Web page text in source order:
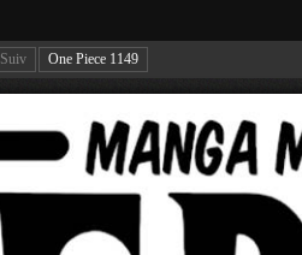
Suiv One Piece 1149